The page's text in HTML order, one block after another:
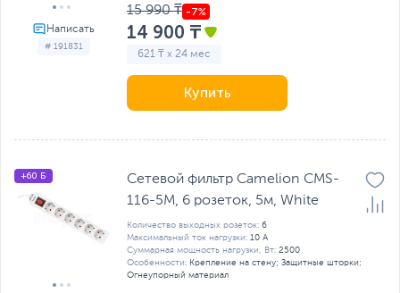
# 191831
15 990 ₸
14 900 ₸
621 ₸ x 24 мес
Купить
+60 Б
Сетевой фильтр Camelion CMS-
116-5M, 6 розеток, 5м, White
Количество выходных розеток: 6
Максимальный ток нагрузки: 10 А
Суммарная мощность нагрузки, Вт: 2500
Особенности: Крепление на стену; Защитные шторки;
Огнеупорный материал